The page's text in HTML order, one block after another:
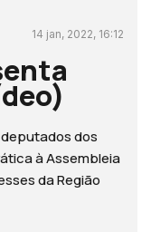
14 jan, 2022, 16:12
dos
à Assembleia
da Região